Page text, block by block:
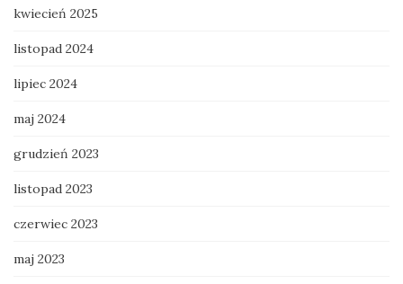
kwiecień 2025
listopad 2024
lipiec 2024
maj 2024
grudzień 2023
listopad 2023
czerwiec 2023
maj 2023